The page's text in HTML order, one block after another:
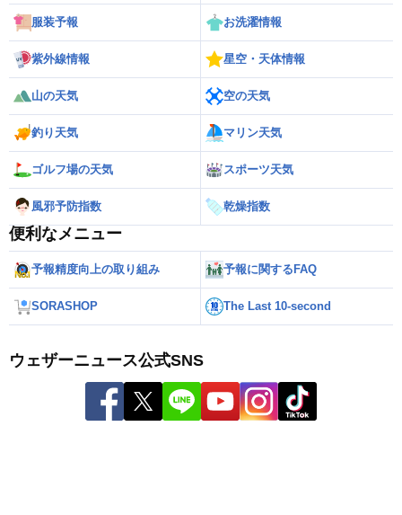
服装予報 お洗濯情報
紫外線情報 星空・天体情報
山の天気 空の天気
釣り天気 マリン天気
ゴルフ場の天気 スポーツ天気
風邪予防指数 乾燥指数
便利なメニュー
予報精度向上の取り組み 予報に関するFAQ
SORASHOP The Last 10-second
ウェザーニュース公式SNS